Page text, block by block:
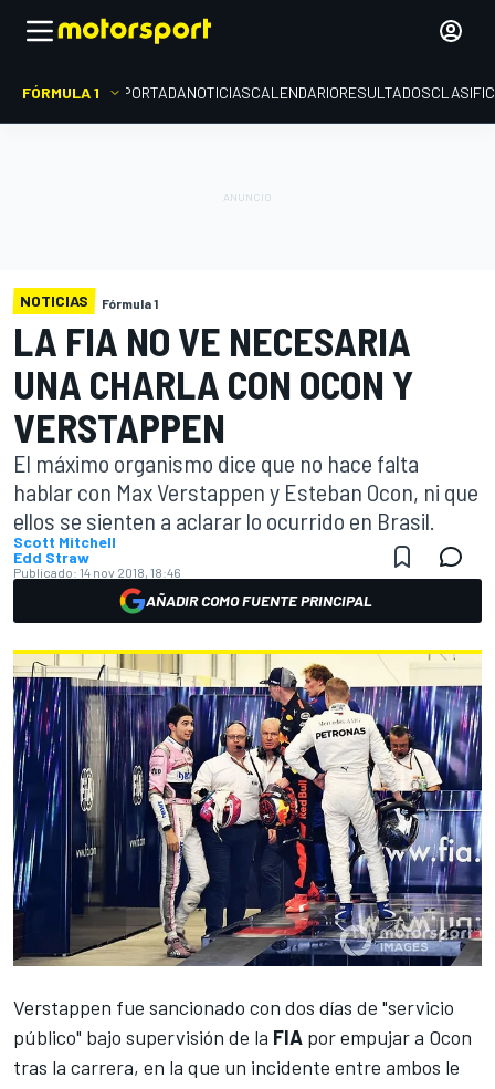
FÓRMULA 1 PORTADANOTICIASCALENDARIORESULTADOS
NOTICIAS Fórmula 1
LA FIA NO VE NECESARIA
UNA CHARLA CON OCON Y
VERSTAPPEN
El máximo organismo dice que no hace falta
hablar con Max Verstappen y Esteban Ocon, ni que
ellos se sienten a aclarar lo ocurrido en Brasil.
Scott Mitchell
Edd Straw
Publicado: 14 nov 2018, 18:46
AÑADIR COMO FUENTE PRINCIPAL
Verstappen fue sancionado con dos días de "servicio
público" bajo supervisión de la FIA porempujar a Ocon
tras la carrera, en la que un incidente entre ambos le